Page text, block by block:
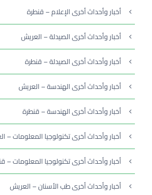
أخبار وأحداث أخرى الإعلام – قنطرة
أخبار وأحداث أخرى الصيدلة – العريش
أخبار وأحداث أخرى الصيدلة – قنطرة
أخبار وأحداث أخرى الهندسة – العريش
أخبار وأحداث أخرى الهندسة – قنطرة
أخبار وأحداث أخرى تكنولوجيا المعلومات –
أخبار وأحداث أخرى تكنولوجيا المعلومات –
أخبار وأحداث أخرى طب الأسنان – العريش